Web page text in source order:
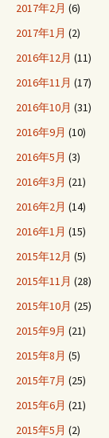
2017年2月 (6)
2017年1月 (2)
2016年12月 (11)
2016年11月 (17)
2016年10月 (31)
2016年9月 (10)
2016年5月 (3)
2016年3月 (21)
2016年2月 (14)
2016年1月 (15)
2015年12月 (5)
2015年11月 (28)
2015年10月 (25)
2015年9月 (21)
2015年8月 (5)
2015年7月 (25)
2015年6月 (21)
2015年5月 (2)